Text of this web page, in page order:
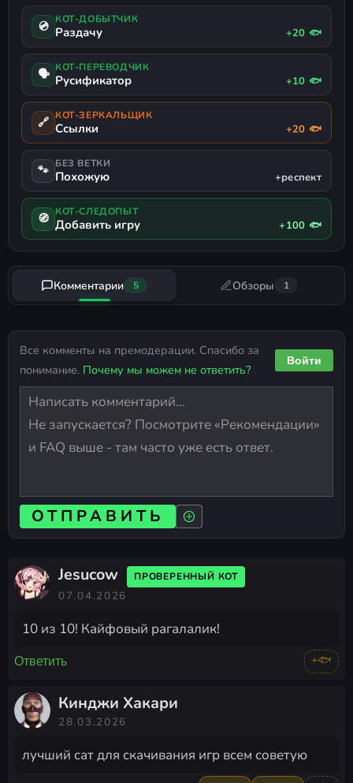
💿 КОТ-ДОБЫТЧИК
Раздачу +20 🐟
🗣 КОТ-ПЕРЕВОДЧИК
Русификатор +10 🐟
🔗 КОТ-ЗЕРКАЛЬЩИК
Ссылки +20 🐟
🐾 БЕЗ ВЕТКИ
Похожую +респект
🧭 КОТ-СЛЕДОПЫТ
Добавить игру +100 🐟
Комментарии 5 Обзоры 1
Все комменты на премодерации. Спасибо за
понимание. Почему мы можем не ответить?
Войти
ОТПРАВИТЬ
Jesucow ПРОВЕРЕННЫЙ КОТ
07.04.2026
10 из 10! Кайфовый рагалалик!
Ответить +🐟
Кинджи Хакари
28.03.2026
лучший сат для скачивания игр всем советую